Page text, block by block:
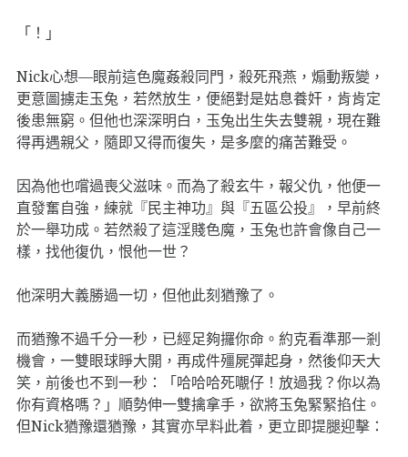
「！」
Nick心想—眼前這色魔姦殺同門，殺死飛燕，煽動叛變，
更意圖擄走玉兔，若然放生，便絕對是姑息養奸，肯肯定
後患無窮。但他也深深明白，玉兔出生失去雙親，現在難
得再遇親父，隨即又得而復失，是多麼的痛苦難受。
因為他也嚐過喪父滋味。而為了殺玄牛，報父仇，他便一
直發奮自強，練就『民主神功』與『五區公投』，早前終
於一舉功成。若然殺了這淫賤色魔，玉兔也許會像自己一
樣，找他復仇，恨他一世？
他深明大義勝過一切，但他此刻猶豫了。
而猶豫不過千分一秒，已經足夠攞你命。約克看準那一剎
機會，一雙眼球睜大開，再成件殭屍彈起身，然後仰天大
笑，前後也不到一秒：「哈哈哈死𡃁仔！放過我？你以為
你有資格嗎？」順勢伸一雙擒拿手，欲將玉兔緊緊掐住。
但Nick猶豫還猶豫，其實亦早料此着，更立即提腿迎擊：